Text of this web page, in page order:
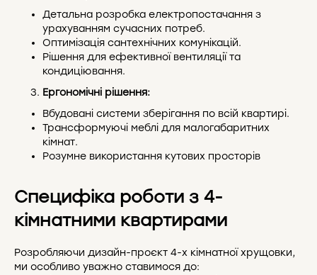
Детальна розробка електропостачання з
урахуванням сучасних потреб.
Оптимізація сантехнічних комунікацій.
Рішення для ефективної вентиляції та
кондиціювання.
Ергономічні рішення:
Вбудовані системи зберігання по всій квартирі.
Трансформуючі меблі для малогабаритних
кімнат.
Розумне використання кутових просторів
Специфіка роботи з 4-
кімнатними квартирами
Розробляючи дизайн-проєкт 4-х кімнатної хрущовки,
ми особливо уважно ставимося до: